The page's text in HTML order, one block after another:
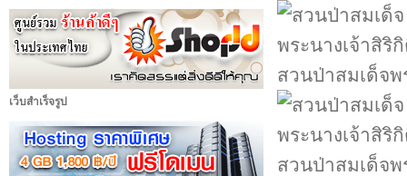
เว็บสำเร็จรูป
สวนป่าสมเด็จพ
สวนป่าสมเด็จพ